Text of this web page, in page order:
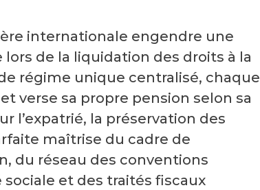
internationale engendre une
de la liquidation des droits à la
régime unique centralisé, chaque
verse sa propre pension selon sa
l’expatrié, la préservation des
maîtrise du cadre de
du réseau des conventions
et des traités fiscaux